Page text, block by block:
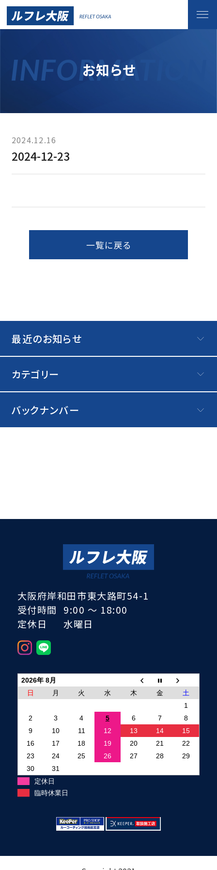
カーコーティング
手洗い洗車
サイドメニュー
ギャラリー
会社概要
よくあるご質問
お知らせ
2024.12.16
2024-12-23
一覧に戻る
最近のお知らせ
カテゴリー
バックナンバー
大阪府岸和田市東大路町54-1
受付時間
9:00 ～ 18:00
定休日
水曜日
2026年 8月
日
月 火 水 木 金
土
1
2
3 4 5 6 7
8
9
10 11 12 13 14
15
16
17 18 19 20 21
22
23
24 25 26 27 28
29
30
31
定休日
臨時休業日